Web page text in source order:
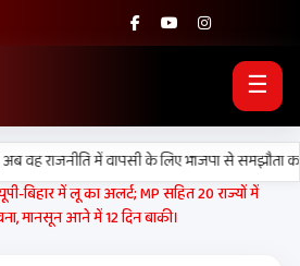
☰
वह राजनीति में वापसी के लिए भाजपा से समझौता
बिहार में लू का अलर्ट; MP सहित 20 राज्यों में
मानसून आने में 12 दिन बाकी।